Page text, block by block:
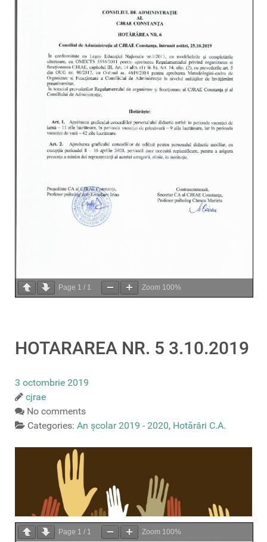
Page 1 / 1 Zoom 100%
HOTARAREA NR. 5 3.10.2019
3 octombrie 2019
cjrae
No comments
Categories: An școlar 2019 - 2020, Hotărâri C.A.
Page 1 / 1 Zoom 100%